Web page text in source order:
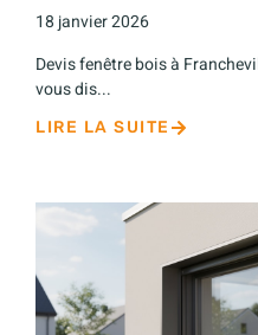
18 janvier 2026
Devis fenêtre bois à
vous dis...
LIRE LA SUITE